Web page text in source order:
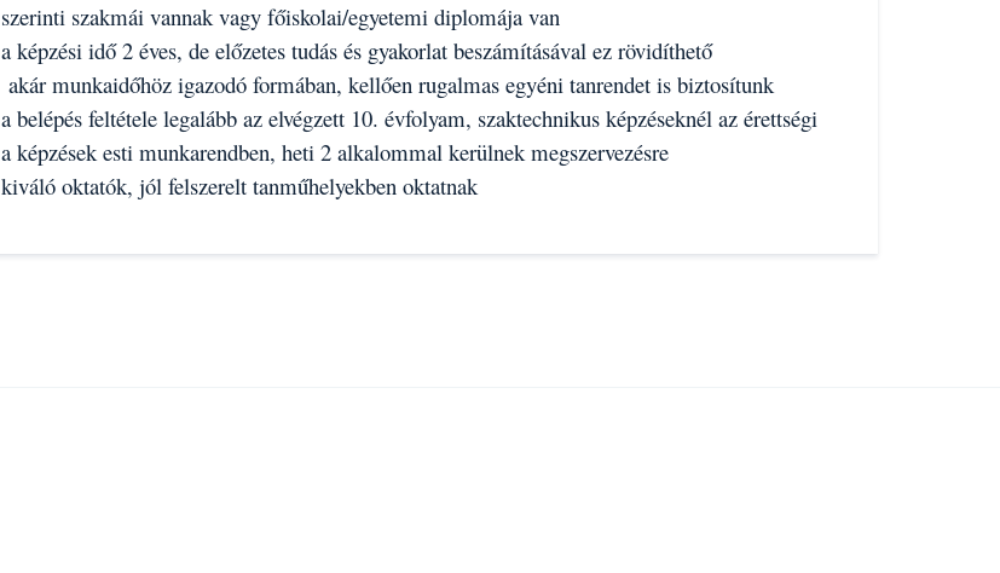
szerinti szakmái vannak vagy főiskolai/egyetemi diplomája van
a képzési idő 2 éves, de előzetes tudás és gyakorlat beszámításával ez rövidíthető
akár munkaidőhöz igazodó formában, kellően rugalmas egyéni tanrendet is biztosítunk
a belépés feltétele legalább az elvégzett 10. évfolyam, szaktechnikus képzéseknél az érettségi
a képzések esti munkarendben, heti 2 alkalommal kerülnek megszervezésre
kiváló oktatók, jól felszerelt tanműhelyekben oktatnak